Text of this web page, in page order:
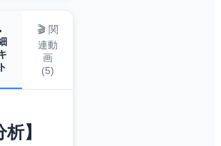
🎬 関
連動
画
(5)
析】